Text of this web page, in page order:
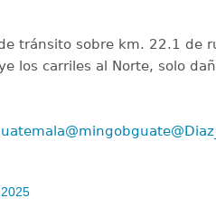
tránsito sobre km. 22.1 de
los carriles al Norte, solo
@mingobguate